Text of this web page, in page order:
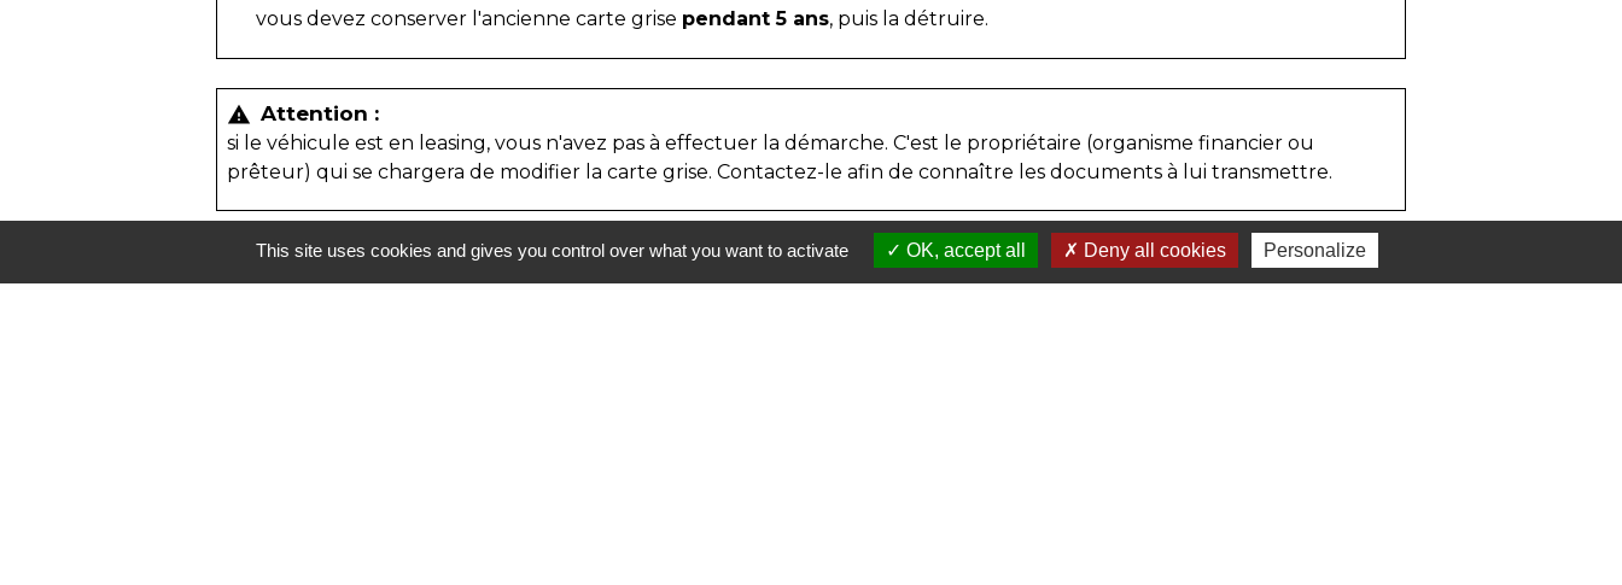
vous devez conserver l'ancienne carte grise pendant 5 ans, puis la détruire.
warning Attention :
si le véhicule est en leasing, vous n'avez pas à effectuer la démarche. C'est le propriétaire (organisme financier ou
prêteur) qui se chargera de modifier la carte grise. Contactez-le afin de connaître les documents à lui transmettre.
This site uses cookies and gives you control over what you want to activate OK, accept all Deny all cookies Personalize